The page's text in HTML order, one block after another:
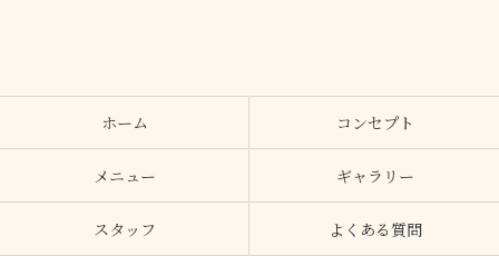
ホーム コンセプト
メニュー ギャラリー
スタッフ よくある質問